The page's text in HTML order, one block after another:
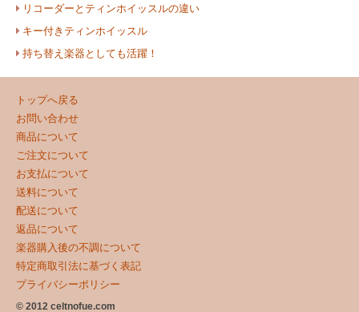
リコーダーとティンホイッスルの違い
キー付きティンホイッスル
持ち替え楽器としても活躍！
トップへ戻る
お問い合わせ
商品について
ご注文について
お支払について
送料について
配送について
返品について
楽器購入後の不調について
特定商取引法に基づく表記
プライバシーポリシー
© 2012 celtnofue.com